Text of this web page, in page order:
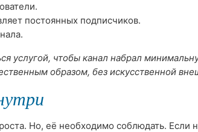
постоянных подписчиков.
услугой, чтобы канал набрал
образом, без искусственной
Но, её необходимо соблюдать. Если